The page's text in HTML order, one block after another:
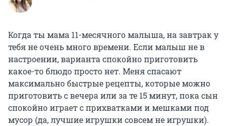
Когда ты мама 11-месячного малыша, на завтрак у
тебя не очень много времени. Если малыш не в
настроении, варианта спокойно приготовить
какое-то блюдо просто нет. Меня спасают
максимально быстрые рецепты, которые можно
приготовить с вечера или за те 15 минут, пока сын
спокойно играет с прихватками и мешками под
мусор (да, лучшие игрушки совсем не игрушки).